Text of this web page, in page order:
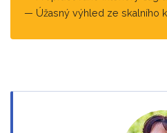
Úžasný výhled ze skalního